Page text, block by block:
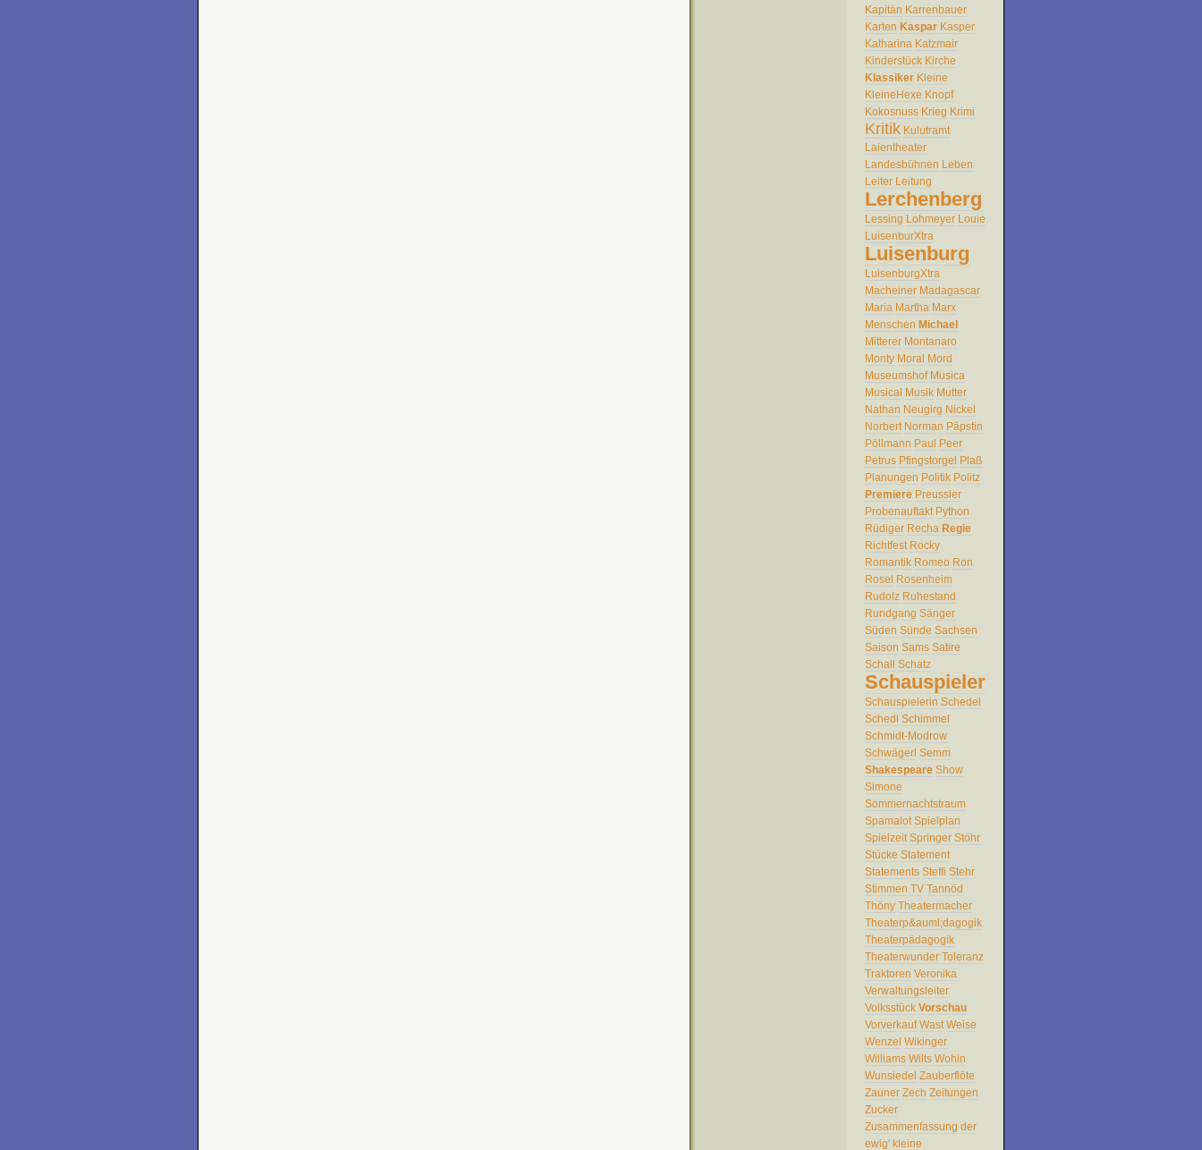
Kapitän Karrenbauer
Karten Kaspar Kasper
Katharina Katzmair
Kinderstück Kirche
Klassiker Kleine
KleineHexe Knopf
Kokosnuss Krieg Krimi
Kritik Kulutramt
Laientheater
Landesbühnen Leben
Leiter Leitung
Lerchenberg
Lessing Lohmeyer Louie
LuisenburXtra
Luisenburg
LuisenburgXtra
Macheiner Madagascar
Maria Martha Marx
Menschen Michael
Mitterer Montanaro
Monty Moral Mord
Museumshof Musica
Musical Musik Mutter
Nathan Neugirg Nickel
Norbert Norman Päpstin
Pöllmann Paul Peer
Petrus Pfingstorgel Plaß
Planungen Politik Politz
Premiere Preussler
Probenauftakt Python
Rüdiger Recha Regie
Richtfest Rocky
Romantik Romeo Ron
Rosel Rosenheim
Rudolz Ruhestand
Rundgang Sänger
Süden Sünde Sachsen
Saison Sams Satire
Schall Schatz
Schauspieler
Schauspielerin Schedel
Schedl Schimmel
Schmidt-Modrow
Schwägerl Semm
Shakespeare Show
Simone
Sommernachtstraum
Spamalot Spielplan
Spielzeit Springer Stöhr
Stücke Statement
Statements Steffi Stehr
Stimmen TV Tannöd
Thöny Theatermacher
Theaterp&auml;dagogik
Theaterpädagogik
Theaterwunder Toleranz
Traktoren Veronika
Verwaltungsleiter
Volksstück Vorschau
Vorverkauf Wast Weise
Wenzel Wikinger
Williams Wilts Wohin
Wunsiedel Zauberflöte
Zauner Zech Zeitungen
Zucker
Zusammenfassung der
ewig' kleine